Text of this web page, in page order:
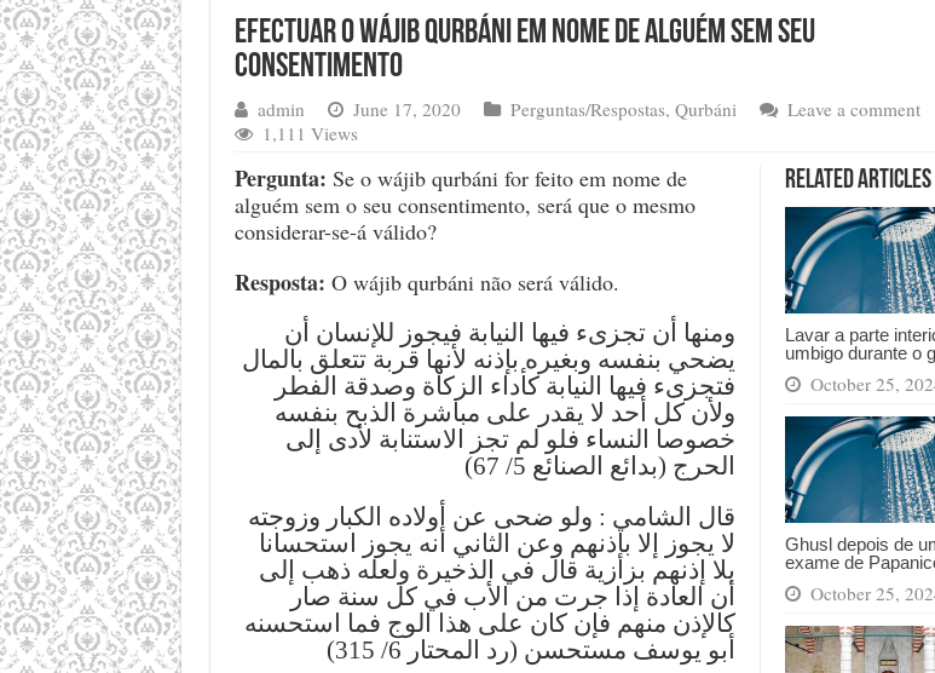
Efectuar o Wájib Qurbáni em Nome de Alguém sem seu
Consentimento
admin June 17, 2020 Perguntas/Respostas, Qurbáni
Leave a comment
1,111 Views
Related Articles
Lavar a parte
umbigo durante o
October 25,
Ghusl depois de
exame de
October 25,
Pergunta: Se o wájib qurbáni for feito em nome de
alguém sem o seu consentimento, será que o mesmo
considerar-se-á válido?
Resposta: O wájib qurbáni não será válido.
ومنها أن تجزىء فيها النيابة فيجوز للإنسان أن
يضحي بنفسه وبغيره بإذنه لأنها قربة تتعلق بالمال
فتجزىء فيها النيابة كأداء الزكاة وصدقة الفطر
ولأن كل أحد لا يقدر على مباشرة الذبح بنفسه
خصوصا النساء فلو لم تجز الاستنابة لأدى إلى
الحرج (بدائع الصنائع 5/ 67)
قال الشامي : ولو ضحى عن أولاده الكبار وزوجته
لا يجوز إلا بإذنهم وعن الثاني أنه يجوز استحسانا
بلا إذنهم بزازية قال في الذخيرة ولعله ذهب إلى
أن العادة إذا جرت من الأب في كل سنة صار
كالإذن منهم فإن كان على هذا الوج فما استحسنه
أبو يوسف مستحسن (رد المحتار 6/ 315)